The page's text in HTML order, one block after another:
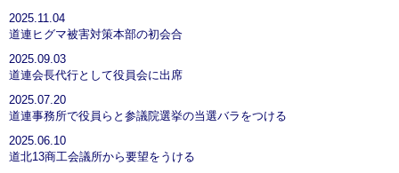
2025.11.04
道連ヒグマ被害対策本部の初会合
2025.09.03
道連会長代行として役員会に出席
2025.07.20
道連事務所で役員らと参議院選挙の当選バラをつける
2025.06.10
道北13商工会議所から要望をうける